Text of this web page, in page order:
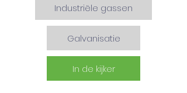
Industriële gassen
Galvanisatie
In de kijker